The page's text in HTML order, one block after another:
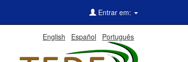
Entrar em:
English Español Português